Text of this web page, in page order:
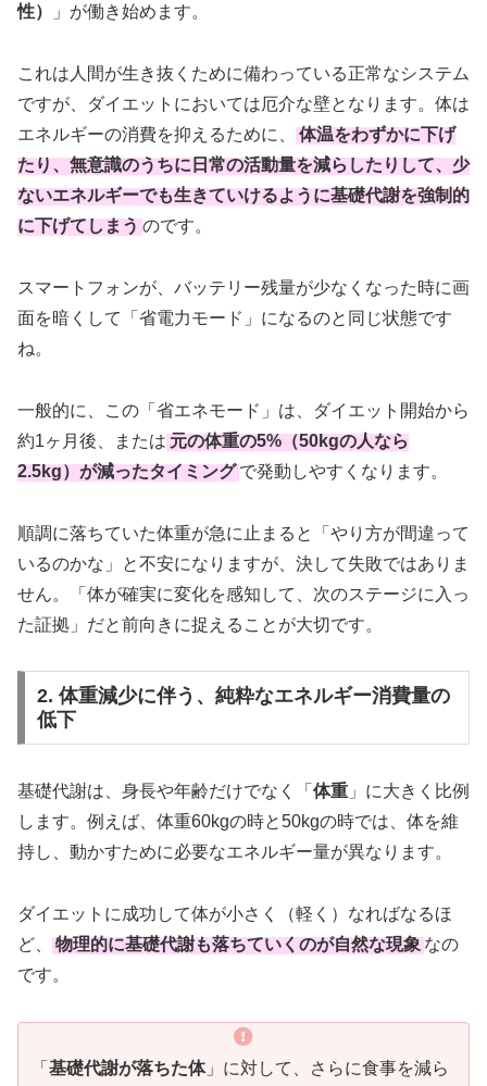
性） 」が働き始めます。
これは人間が生き抜くために備わっている正常なシステム
ですが、ダイエットにおいては厄介な壁となります。体は
エネルギーの消費を抑えるために、
体温をわずかに下げ
たり、無意識のうちに日常の活動量を減らしたりして、少
ないエネルギーでも生きていけるように基礎代謝を強制的
に下げてしまう のです。
スマートフォンが、バッテリー残量が少なくなった時に画
面を暗くして「省電力モード」になるのと同じ状態です
ね。
一般的に、この「省エネモード」は、ダイエット開始から
約1ヶ月後、または 元の体重の5%（50kgの人なら
2.5kg）が減ったタイミング で発動しやすくなります。
順調に落ちていた体重が急に止まると「やり方が間違って
いるのかな」と不安になりますが、決して失敗ではありま
せん。「体が確実に変化を感知して、次のステージに入っ
た証拠」だと前向きに捉えることが大切です。
2. 体重減少に伴う、純粋なエネルギー消費量の
低下
基礎代謝は、身長や年齢だけでなく「 体重 」に大きく比例
します。例えば、体重60kgの時と50kgの時では、体を維
持し、動かすために必要なエネルギー量が異なります。
ダイエットに成功して体が小さく（軽く）なればなるほ
ど、
物理的に基礎代謝も落ちていくのが自然な現象 なの
です。
「 基礎代謝が落ちた体」に対して、さらに食事を減ら